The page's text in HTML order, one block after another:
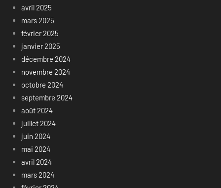
avril 2025
mars 2025
février 2025
janvier 2025
décembre 2024
novembre 2024
octobre 2024
septembre 2024
août 2024
juillet 2024
juin 2024
mai 2024
avril 2024
mars 2024